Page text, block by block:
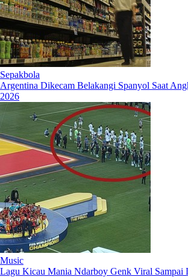
Sepakbola
Argentina Dikecam Belakangi Spanyol Saat
2026
Music
Lagu Kicau Mania Ndarboy Genk Viral Sampai